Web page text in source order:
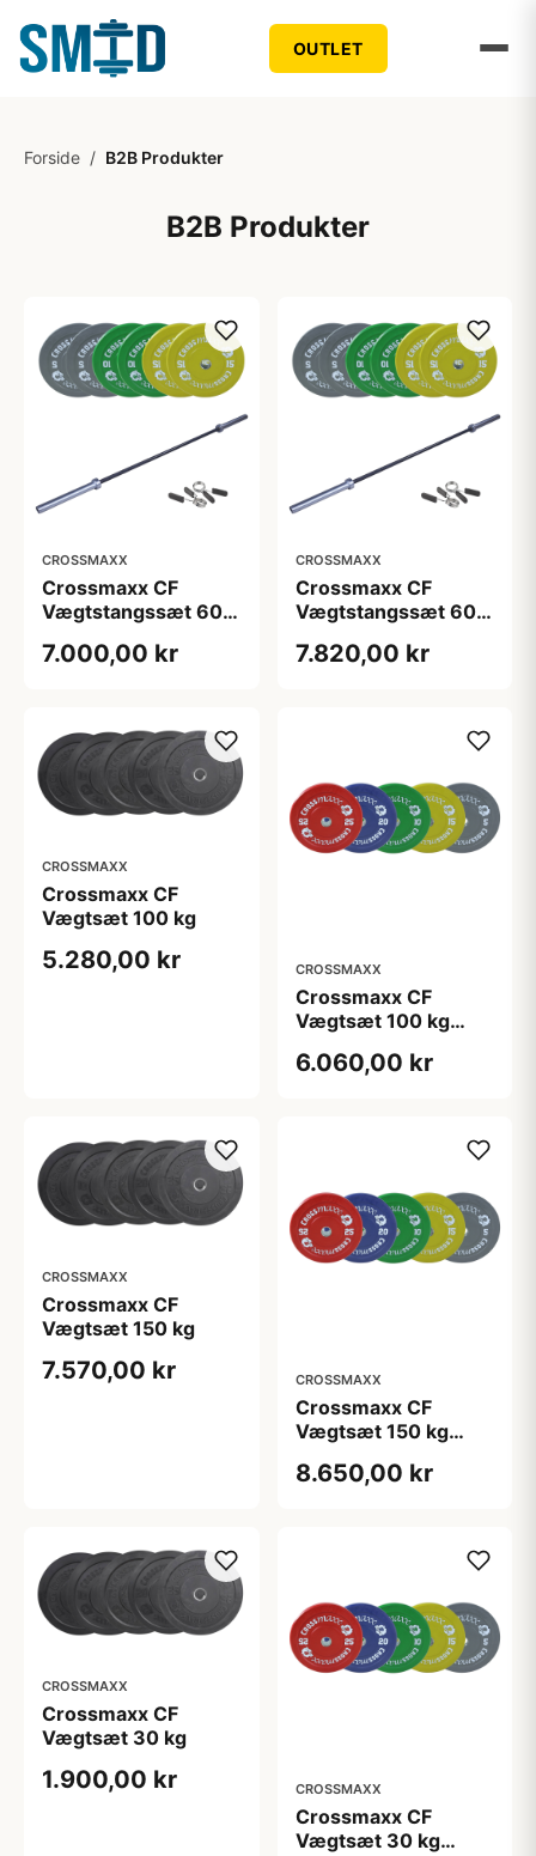
OUTLET
Forside / B2B Produkter
B2B Produkter
CROSSMAXX
Crossmaxx CF
Vægtstangssæt 60
Stang
7.000,00 kr
CROSSMAXX
Crossmaxx CF
Vægtstangssæt 60
Stang
7.820,00 kr
CROSSMAXX
Crossmaxx CF
Vægtsæt 100 kg
5.280,00 kr CROSSMAXX
Crossmaxx CF
Vægtsæt 100 kg
6.060,00 kr
CROSSMAXX
Crossmaxx CF
Vægtsæt 150 kg
7.570,00 kr CROSSMAXX
Crossmaxx CF
Vægtsæt 150 kg
8.650,00 kr
CROSSMAXX
Crossmaxx CF
Vægtsæt 30 kg
1.900,00 kr CROSSMAXX
Crossmaxx CF
Vægtsæt 30 kg